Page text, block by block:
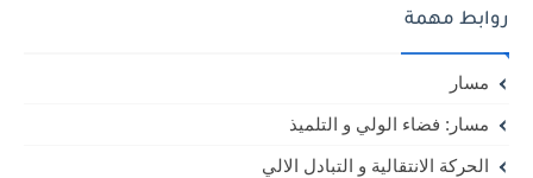
روابط مهمة
مسار
مسار: فضاء الولي و التلميذ
الحركة الانتقالية و التبادل الالي